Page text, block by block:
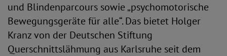
und Blindenparcours sowie „psychomotorische
Bewegungsgeräte für alle“. Das bietet Holger
Kranz von der Deutschen Stiftung
Querschnittslähmung aus Karlsruhe seit dem